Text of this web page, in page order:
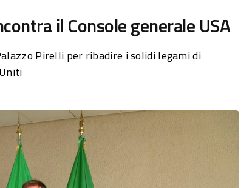
il Console generale USA
Pirelli per ribadire i solidi legami di